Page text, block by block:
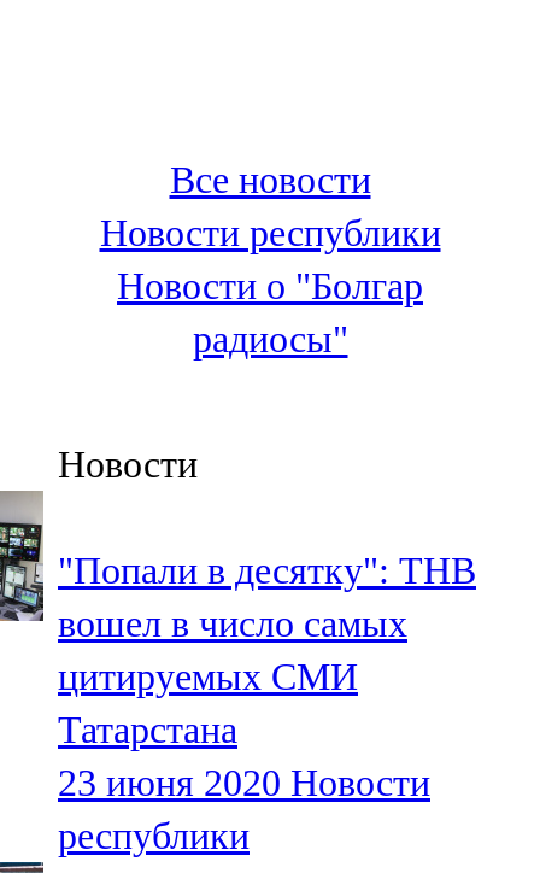
100,3 FM
Зәй
106,6 FM
Кадыбаш
105,2 FM
91,5 FM
106,1 FM
Кама тамагы
71,51 FM
Кукмара
107,9 FM
Лениногорский
Все новости
Новости республики
Новости о "Болгар
радиосы"
Новости
"Попали в десятку": ТНВ
вошел в число самых
цитируемых СМИ
Татарстана
23 июня 2020 Новости
республики